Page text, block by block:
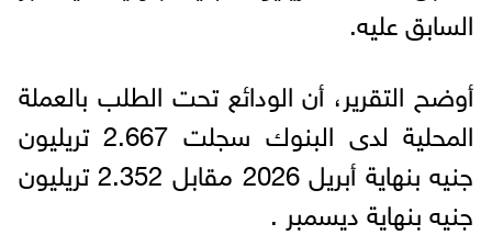
السابق عليه.
أوضح التقرير، أن الودائع تحت الطلب بالعملة
المحلية لدى البنوك سجلت 2.667 تريليون
جنيه بنهاية أبريل 2026 مقابل 2.352 تريليون
جنيه بنهاية ديسمبر .